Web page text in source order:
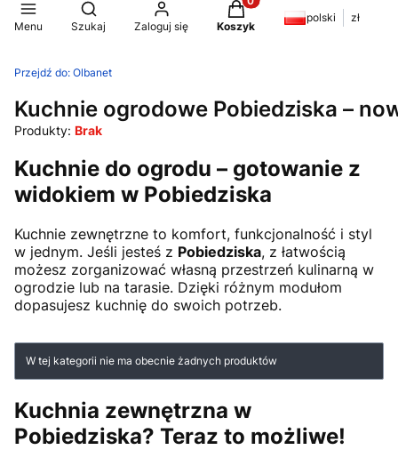
Menu
Otwórz wyszukiwarkę
Szukaj Zaloguj się
Produkty w koszyku: 0.
Koszyk
polski zł
Przejdź do: Olbanet
Kuchnie ogrodowe Pobiedziska –
Produkty: Brak
Kuchnie do ogrodu – gotowanie z
widokiem w Pobiedziska
Kuchnie zewnętrzne to komfort, funkcjonalność i styl
w jednym. Jeśli jesteś z Pobiedziska, z łatwością
możesz zorganizować własną przestrzeń kulinarną w
ogrodzie lub na tarasie. Dzięki różnym modułom
dopasujesz kuchnię do swoich potrzeb.
Lista produktów
W tej kategorii nie ma obecnie żadnych produktów
Kuchnia zewnętrzna w
Pobiedziska? Teraz to możliwe!